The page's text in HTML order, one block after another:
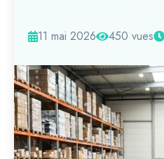
11 mai 2026 450 vues